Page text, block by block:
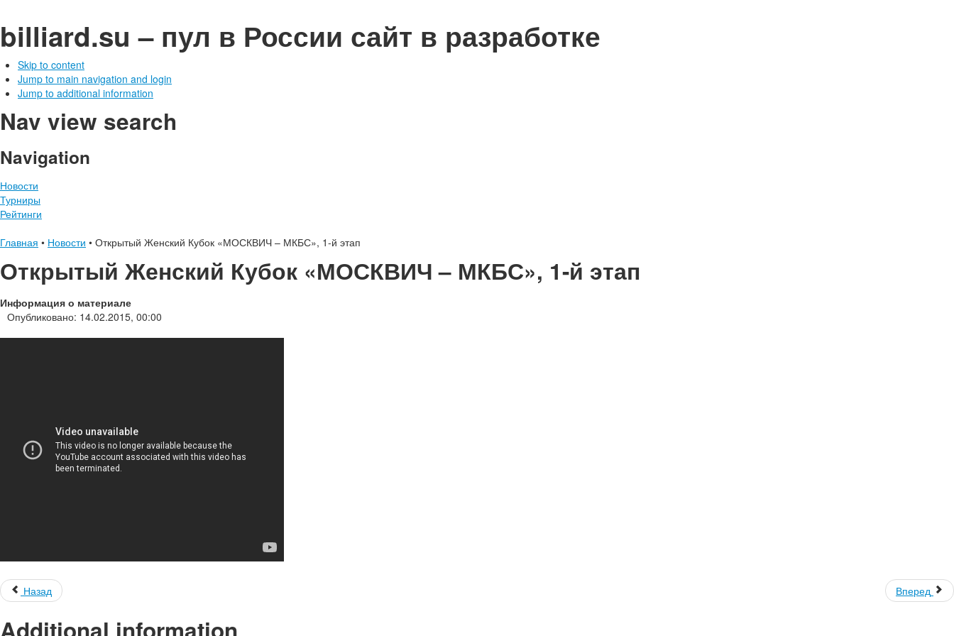
billiard.su – пул в России сайт в разработке
Skip to content
Jump to main navigation and login
Jump to additional information
Nav view search
Navigation
Новости
Турниры
Рейтинги
Главная • Новости • Открытый Женский Кубок «МОСКВИЧ – МКБС», 1-й этап
Открытый Женский Кубок «МОСКВИЧ – МКБС», 1-й этап
Информация о материале
Опубликовано: 14.02.2015, 00:00
Назад Вперед